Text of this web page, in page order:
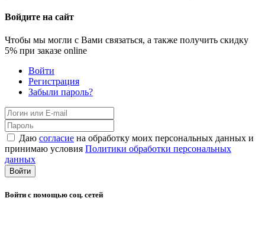
Войдите на сайт
Чтобы мы могли с Вами связаться, а также получить скидку
5% при заказе online
Войти
Регистрация
Забыли пароль?
Даю согласие на обработку моих персональных данных и
принимаю условия Политики обработки персональных
данных
Войти
Войти с помощью соц. сетей